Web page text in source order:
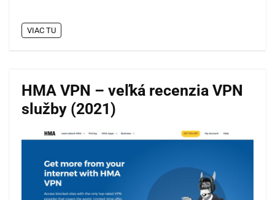
VIAC TU
HMA VPN – veľká recenzia VPN
služby (2021)